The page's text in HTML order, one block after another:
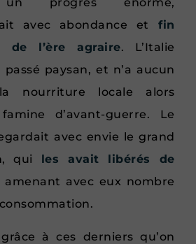
avec abondance et fin
de l’ère agraire. L’Italie
paysan, et n’a aucun
nourriture locale alors
d’avant-guerre. Le
avec envie le grand
qui les avait libérés de
amenant avec eux nombre
grâce à ces derniers qu’on